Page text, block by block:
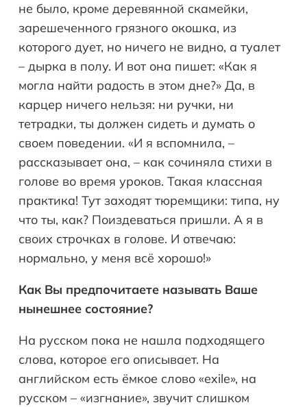
не было, кроме деревянной скамейки,
зарешеченного грязного окошка, из
которого дует, но ничего не видно, а туалет
– дырка в полу. И вот она пишет: «Как я
могла найти радость в этом дне?» Да, в
карцер ничего нельзя: ни ручки, ни
тетрадки, ты должен сидеть и думать о
своем поведении. «И я вспомнила, –
рассказывает она, – как сочиняла стихи в
голове во время уроков. Такая классная
практика! Тут заходят тюремщики: типа, ну
что ты, как? Поиздеваться пришли. А я в
своих строчках в голове. И отвечаю:
нормально, у меня всё хорошо!»
Как Вы предпочитаете называть Ваше
нынешнее состояние?
На русском пока не нашла подходящего
слова, которое его описывает. На
английском есть ёмкое слово «exile», на
русском – «изгнание», звучит слишком